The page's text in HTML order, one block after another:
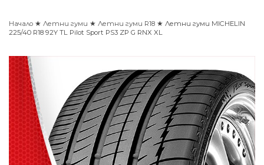
Начало ★ Летни гуми ★ Летни гуми R18 ★ Летни гуми MICHELIN
225/40 R18 92Y TL Pilot Sport PS3 ZP G RNX XL